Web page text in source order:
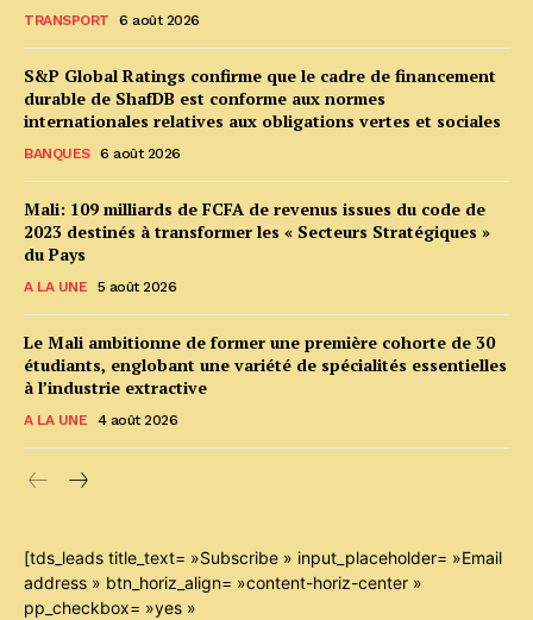
TRANSPORT 6 août 2026
S&P Global Ratings confirme que le cadre de financement
durable de ShafDB est conforme aux normes
internationales relatives aux obligations vertes et sociales
BANQUES 6 août 2026
Mali: 109 milliards de FCFA de revenus issues du code de
2023 destinés à transformer les « Secteurs Stratégiques »
du Pays
A LA UNE 5 août 2026
Le Mali ambitionne de former une première cohorte de 30
étudiants, englobant une variété de spécialités essentielles
à l’industrie extractive
A LA UNE 4 août 2026
[tds_leads title_text= »Subscribe » input_placeholder= »Email
address » btn_horiz_align= »content-horiz-center »
pp_checkbox= »yes »